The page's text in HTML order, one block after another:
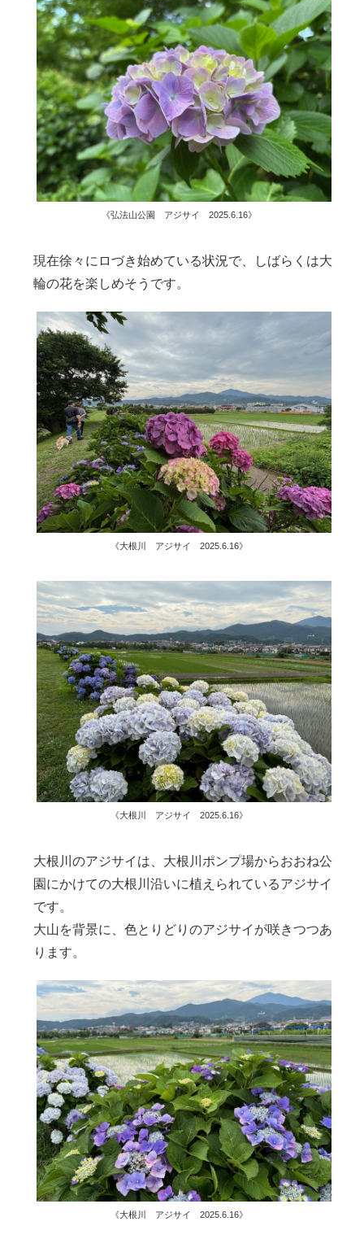
《弘法山公園 アジサイ 2025.6.16》
現在徐々にロづき始めている状況で、しばらくは大
輪の花を楽しめそうです。
《大根川 アジサイ 2025.6.16》
《大根川 アジサイ 2025.6.16》
大根川のアジサイは、大根川ポンプ場からおおね公
園にかけての大根川沿いに植えられているアジサイ
です。
大山を背景に、色とりどりのアジサイが咲きつつあ
ります。
《大根川 アジサイ 2025.6.16》